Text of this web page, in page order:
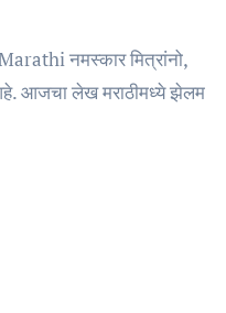
आजचा लेख मराठीमध्ये झेलम